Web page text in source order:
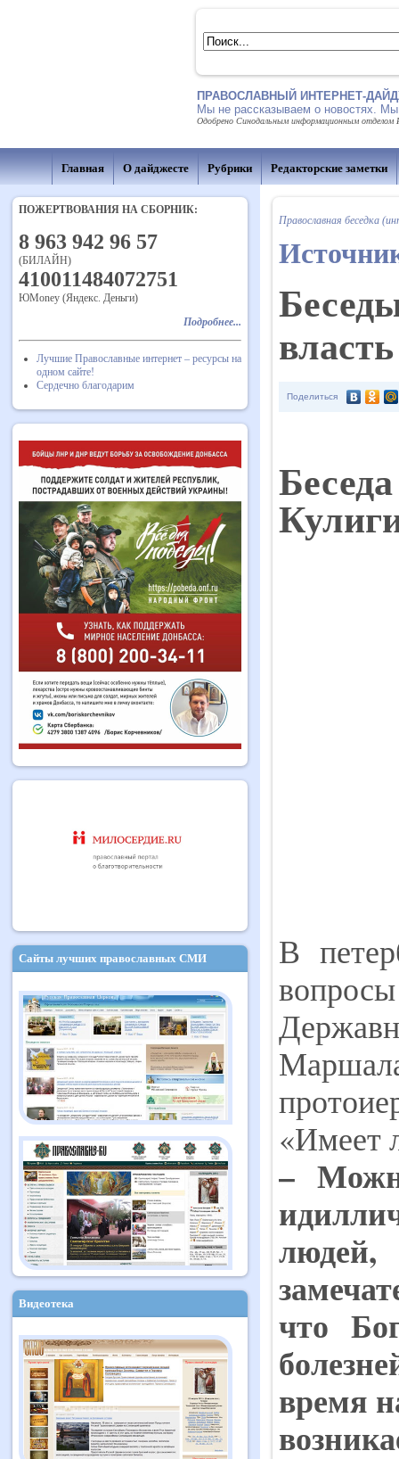
ПРАВОСЛАВНЫЙ ИНТЕРНЕТ-
Мы не рассказываем о новостях.
Одобрено Синодальным информационным отделом
Главная О дайджесте Рубрики Редакторские заметки
ПОЖЕРТВОВАНИЯ НА СБОРНИК:
8 963 942 96 57
(БИЛАЙН)
410011484072751
ЮMoney (Яндекс. Деньги)
Подробнее...
Лучшие Православные интернет – ресурсы на
одном сайте!
Сердечно благодарим
Сайты лучших православных СМИ
Видеотека
Православная беседка
Поделиться
В
«Имеет
–М
людей,
чтоБ
время